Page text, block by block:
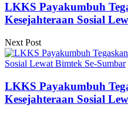
LKKS Payakumbuh
Kesejahteraan Sosial
Next Post
LKKS Payakumbuh
Kesejahteraan Sosial